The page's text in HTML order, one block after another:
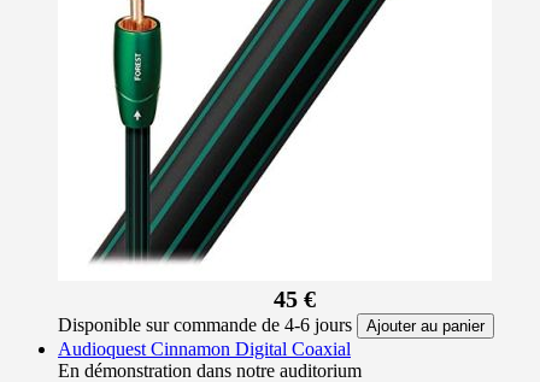
45 €
Disponible sur commande de 4-6 jours Ajouter au panier
Audioquest Cinnamon Digital Coaxial
En démonstration dans notre auditorium